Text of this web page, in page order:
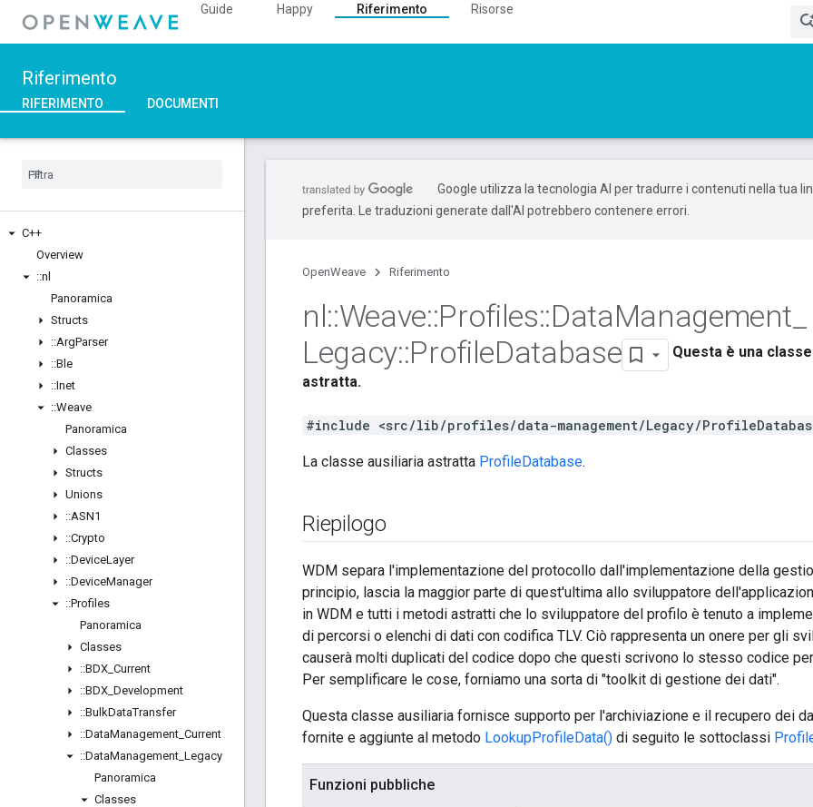
Guide Happy Riferimento Risorse
Riferimento
RIFERIMENTO DOCUMENTI
C++
Overview
::nl
Panoramica
Structs
::ArgParser
::Ble
::Inet
::Weave
Panoramica
Classes
Structs
Unions
::ASN1
::Crypto
::DeviceLayer
::DeviceManager
::Profiles
Panoramica
Classes
::BDX Current
::BDX Development
::BulkDataTransfer
::DataManagement Current
::DataManagement Legacy
Panoramica
Classes
Google utilizza la tecnologia AI per tradurre i contenuti nella tua
preferita. Le traduzioni generate dall'AI potrebbero contenere errori.
OpenWeave Riferimento
nl::Weave::Profiles::DataManagement
Legacy::ProfileDatabase
Questa è una classe
astratta.
#include <src/lib/profiles/data-management/Legacy/
La classe ausiliaria astratta ProfileDatabase.
Riepilogo
WDM separa l'implementazione del protocollo dall'implementazione della
principio, lascia la maggior parte di quest'ultima allo sviluppatore
in WDM e tutti i metodi astratti che lo sviluppatore del profilo è tenuto a
di percorsi o elenchi di dati con codifica TLV. Ciò rappresenta un onere per gli
causerà molti duplicati del codice dopo che questi scrivono lo stesso codice
Per semplificare le cose, forniamo una sorta di "toolkit di gestione dei dati".
Questa classe ausiliaria fornisce supporto per l'archiviazione e il recupero dei
fornite e aggiunte al metodo LookupProfileData() di seguito le sottoclassi
Funzioni pubbliche